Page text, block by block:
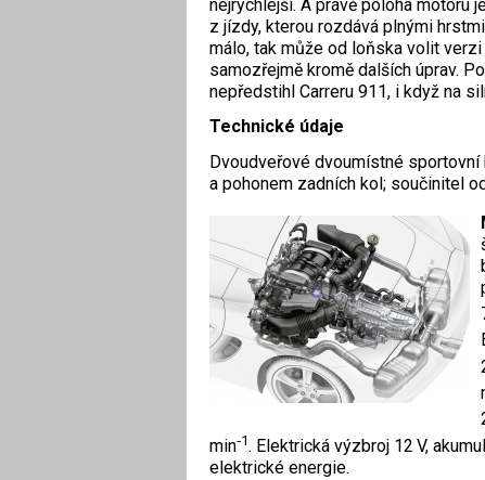
nejrychlejší. A právě poloha motoru
z jízdy, kterou rozdává plnými
málo, tak může od loňska volit verzi
samozřejmě kromě dalších úprav.
nepředstihl Carreru 911, i když na
Technické údaje
Dvoudveřové dvoumístné
a pohonem zadních kol; součinitel
min‑1. Elektrická výzbroj 12 V,
elektrické energie.